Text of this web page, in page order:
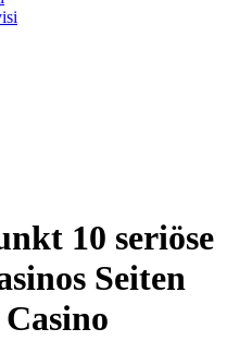
10 seriöse
Seiten